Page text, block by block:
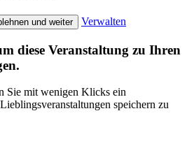
und weiter Verwalten
diese Veranstaltung zu Ihren
Sie mit wenigen Klicks ein
speichern zu